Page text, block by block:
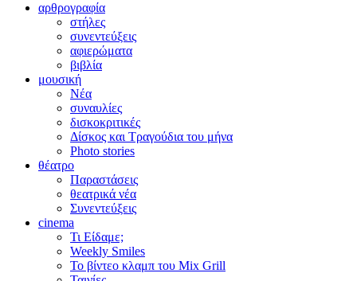
αρθρογραφία
στήλες
συνεντεύξεις
αφιερώματα
βιβλία
μουσική
Νέα
συναυλίες
δισκοκριτικές
Δίσκος και Τραγούδια του μήνα
Photo stories
θέατρο
Παραστάσεις
θεατρικά νέα
Συνεντεύξεις
cinema
Τι Είδαμε;
Weekly Smiles
Το βίντεο κλαμπ του Mix Grill